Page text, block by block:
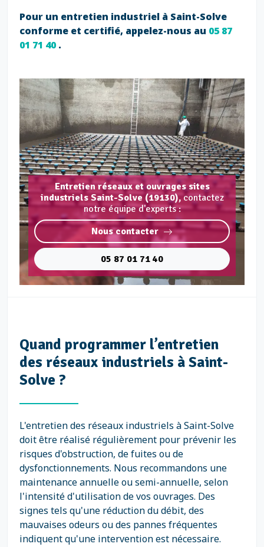
Pour un entretien industriel à Saint-Solve
conforme et certifié, appelez-nous au 05 87
01 71 40.
Entretien réseaux et ouvrages sites
industriels Saint-Solve (19130),contactez
notre équipe d'experts :
Nous contacter
05 87 01 71 40
Quand programmer l’entretien
des réseaux industriels à Saint-
Solve ?
L'entretien des réseaux industriels à Saint-Solve
doit être réalisé régulièrement pour prévenir les
risques d'obstruction, de fuites ou de
dysfonctionnements. Nous recommandons une
maintenance annuelle ou semi-annuelle, selon
l'intensité d'utilisation de vos ouvrages. Des
signes tels qu'une réduction du débit, des
mauvaises odeurs ou des pannes fréquentes
indiquent qu'une intervention est nécessaire.